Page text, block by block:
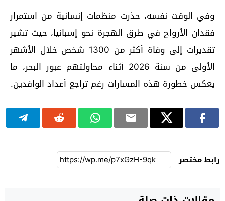
وفي الوقت نفسه، حذرت منظمات إنسانية من استمرار
فقدان الأرواح في طرق الهجرة نحو إسبانيا، حيث تشير
تقديرات إلى وفاة أكثر من 1300 شخص خلال الأشهر
الأولى من سنة 2026 أثناء محاولتهم عبور البحر، ما
يعكس خطورة هذه المسارات رغم تراجع أعداد الوافدين.
رابط مختصر